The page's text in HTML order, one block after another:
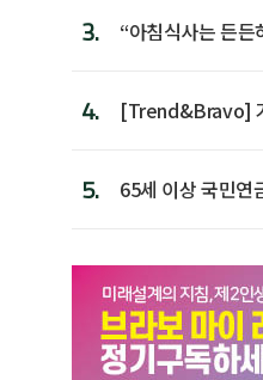
3.
“아침식사는 든
4.
[Trend&Bravo]
5. 65세 이상 국민연